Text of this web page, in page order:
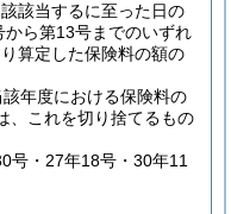
該当するに至った日の
ら第13号までのいずれ
算定した保険料の額の
年度における保険料の
、これを切り捨てるもの
号・27年18号・30年11